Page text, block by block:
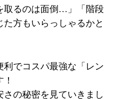
取るのは面倒…」「階段
方もいらっしゃるかと
利でコスパ最強な「レン
の秘密を見ていきまし